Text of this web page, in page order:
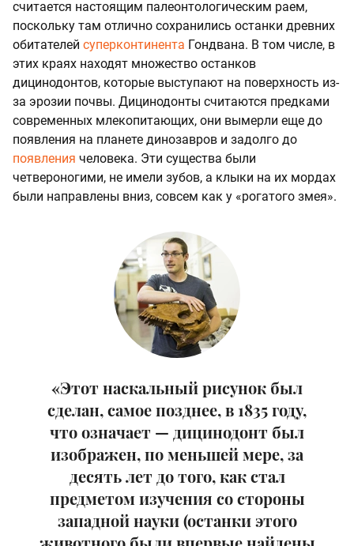
считается настоящим палеонтологическим раем,
поскольку там отлично сохранились останки древних
обитателей суперконтинента Гондвана. В том числе, в
этих краях находят множество останков
дицинодонтов, которые выступают на поверхность из-
за эрозии почвы. Дицинодонты считаются предками
современных млекопитающих, они вымерли еще до
появления на планете динозавров и задолго до
появления человека. Эти существа были
четвероногими, не имели зубов, а клыки на их мордах
были направлены вниз, совсем как у «рогатого змея».
«Этот наскальный рисунок был
сделан, самое позднее, в 1835 году,
что означает — дицинодонт был
изображен, по меньшей мере, за
десять лет до того, как стал
предметом изучения со стороны
западной науки (останки этого